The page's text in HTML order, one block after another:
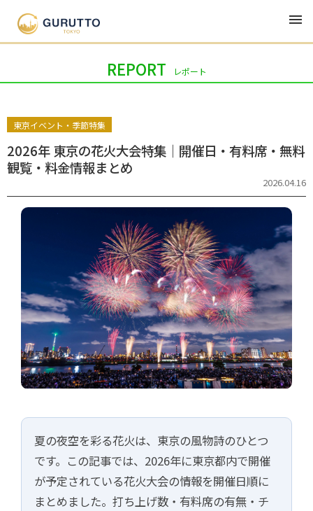
新着 ジャンル
REPORT レポート
東京イベント・季節特集
2026年 東京の花火大会特集｜開催日・有料席・無料
観覧・料金情報まとめ
2026.04.16
日程・有料席・チケット情報まと
め
開催日順 ─ 打ち上げ数・アクセス・有料席情報を一覧で比較
夏の夜空を彩る花火は、東京の風物詩のひとつ
です。この記事では、2026年に東京都内で開催
が予定されている花火大会の情報を開催日順に
まとめました。打ち上げ数・有料席の有無・チ